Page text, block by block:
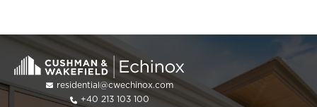
residential@cwechinox.com
+40 213 103 100